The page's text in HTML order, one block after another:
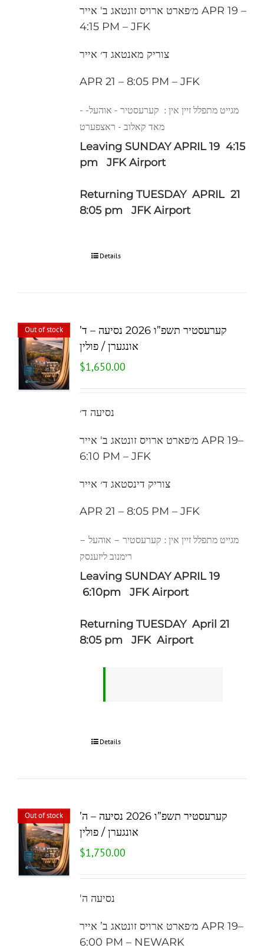
מ׳פארט ארויס זונטאג ב' אייר APR 19 –
4:15 PM – JFK
צוריק מאנטאג ד׳ אייר
APR 21 – 8:05 PM – JFK
- מגייט מתפלל זיין אין : קערעסטיר - אוהעל-
מאד קאלוב - ראצפערט
Leaving SUNDAY APRIL 19 4:15
pm JFK Airport
Returning TUESDAY APRIL 21
8:05 pm JFK Airport
Details
Out of stock
קערעסטיר תשפ”ו 2026 נסיעה – ד’
אונגערן / פולין
$1,650.00
נסיעה ד׳
מ׳פארט ארויס זונטאג ב' אייר APR 19–
6:10 PM – JFK
צוריק דינסטאג ד׳ אייר
APR 21 – 8:05 PM – JFK
מגייט מתפלל זיין אין : קערעסטיר – אוהעל –
Leaving SUNDAY APRIL 19
6:10pm JFK Airport
Returning TUESDAY April 21
8:05 pm JFK Airport
Details
Out of stock
קערעסטיר תשפ”ו 2026 נסיעה – ה’
אונגערן / פולין
$1,750.00
'נסיעה ה
מ׳פארט ארויס זונטאג ב’ אייר APR 19–
6:00 PM – NEWARK